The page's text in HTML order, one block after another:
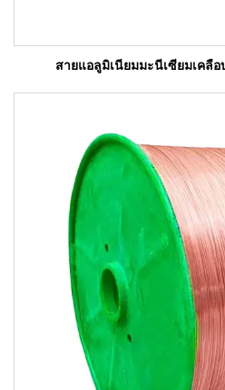
สายแอลูมิเนียมมะนีเซียมเคลื